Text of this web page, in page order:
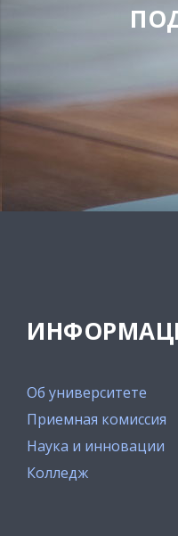
Об университете
Приемная комиссия
Наука и инновации
Колледж